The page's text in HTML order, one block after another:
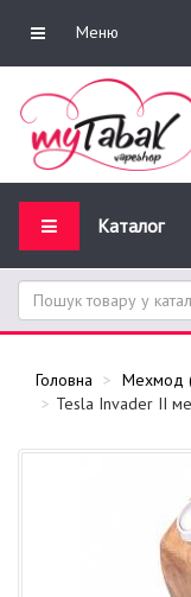
Меню
Каталог
Головна
Мехмод
Tesla Invader II